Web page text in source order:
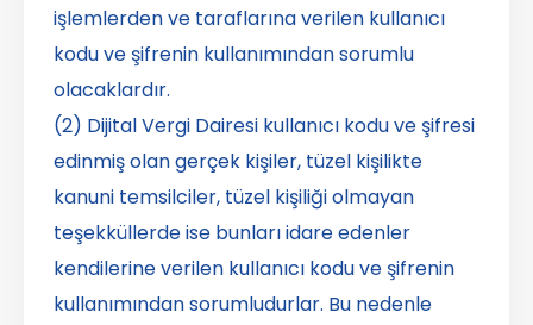
işlemlerden ve taraflarına verilen kullanıcı
kodu ve şifrenin kullanımından sorumlu
olacaklardır.
(2) Dijital Vergi Dairesi kullanıcı kodu ve şifresi
edinmiş olan gerçek kişiler, tüzel kişilikte
kanuni temsilciler, tüzel kişiliği olmayan
teşekküllerde ise bunları idare edenler
kendilerine verilen kullanıcı kodu ve şifrenin
kullanımından sorumludurlar. Bu nedenle